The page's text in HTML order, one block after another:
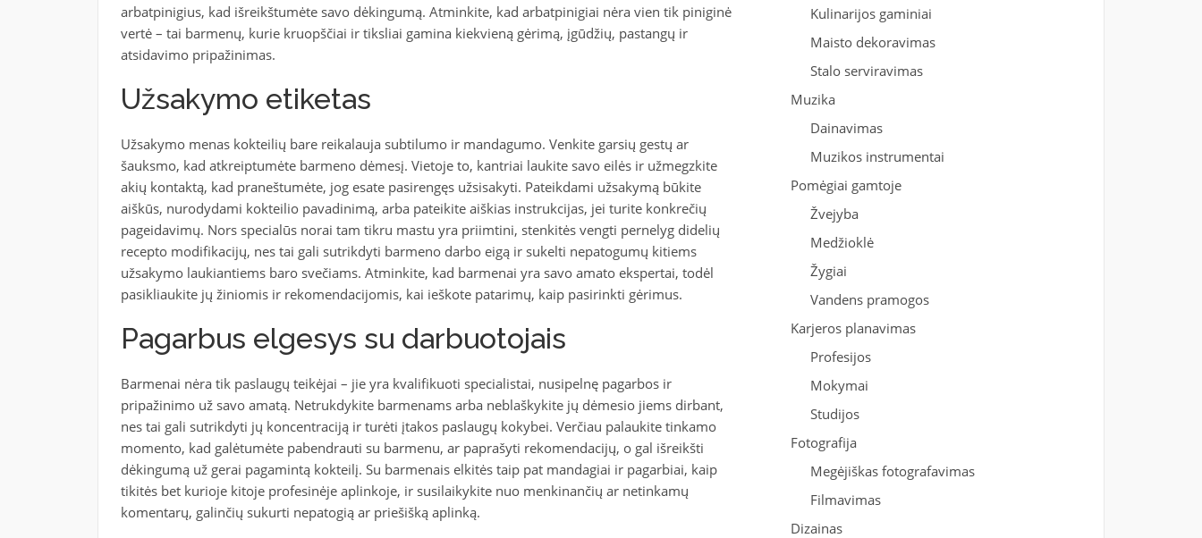
arbatpinigius, kad išreikštumėte savo dėkingumą. Atminkite, kad arbatpinigiai nėra vien tik piniginė
vertė – tai barmenų, kurie kruopščiai ir tiksliai gamina kiekvieną gėrimą, įgūdžių, pastangų ir
atsidavimo pripažinimas.
Užsakymo etiketas
Užsakymo menas kokteilių bare reikalauja subtilumo ir mandagumo. Venkite garsių gestų ar
šauksmo, kad atkreiptumėte barmeno dėmesį. Vietoje to, kantriai laukite savo eilės ir užmegzkite
akių kontaktą, kad praneštumėte, jog esate pasirengęs užsisakyti. Pateikdami užsakymą būkite
aiškūs, nurodydami kokteilio pavadinimą, arba pateikite aiškias instrukcijas, jei turite konkrečių
pageidavimų. Nors specialūs norai tam tikru mastu yra priimtini, stenkitės vengti pernelyg didelių
recepto modifikacijų, nes tai gali sutrikdyti barmeno darbo eigą ir sukelti nepatogumų kitiems
užsakymo laukiantiems baro svečiams. Atminkite, kad barmenai yra savo amato ekspertai, todėl
pasikliaukite jų žiniomis ir rekomendacijomis, kai ieškote patarimų, kaip pasirinkti gėrimus.
Pagarbus elgesys su darbuotojais
Barmenai nėra tik paslaugų teikėjai – jie yra kvalifikuoti specialistai, nusipelnę pagarbos ir
pripažinimo už savo amatą. Netrukdykite barmenams arba neblaškykite jų dėmesio jiems dirbant,
nes tai gali sutrikdyti jų koncentraciją ir turėti įtakos paslaugų kokybei. Verčiau palaukite tinkamo
momento, kad galėtumėte pabendrauti su barmenu, ar paprašyti rekomendacijų, o gal išreikšti
dėkingumą už gerai pagamintą kokteilį. Su barmenais elkitės taip pat mandagiai ir pagarbiai, kaip
tikitės bet kurioje kitoje profesinėje aplinkoje, ir susilaikykite nuo menkinančių ar netinkamų
komentarų, galinčių sukurti nepatogią ar priešišką aplinką.
Kulinarijos gaminiai
Maisto dekoravimas
Stalo serviravimas
Muzika
Dainavimas
Muzikos instrumentai
Pomėgiai gamtoje
Žvejyba
Medžioklė
Žygiai
Vandens pramogos
Karjeros planavimas
Profesijos
Mokymai
Studijos
Fotografija
Megėjiškas fotografavimas
Filmavimas
Dizainas